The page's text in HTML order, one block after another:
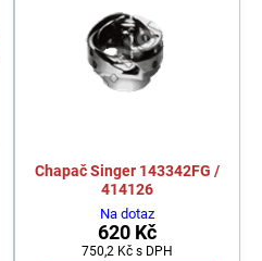
Chapač Singer 143342FG /
414126
Na dotaz
620 Kč
750,2 Kč s DPH